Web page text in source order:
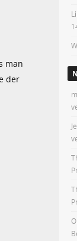
man
der